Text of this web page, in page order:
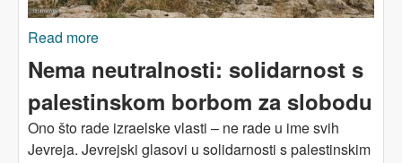
Read more
San o trećoj intifadi
Nema neutralnosti: solidarnost s
palestinskom borbom za slobodu
Ono što rade izraelske vlasti – ne rade u ime svih
Jevreja. Jevrejski glasovi u solidarnosti s palestinskim